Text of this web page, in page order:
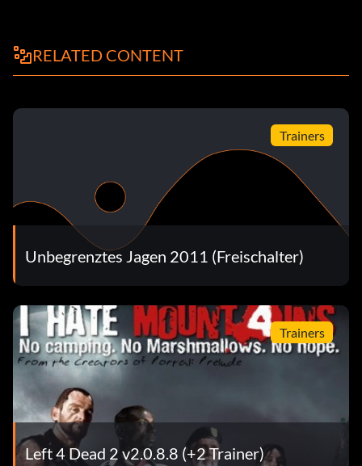
RELATED CONTENT
Trainers
Unbegrenztes Jagen 2011 (Freischalter)
Trainers
Left 4 Dead 2 v2.0.8.8 (+2 Trainer)